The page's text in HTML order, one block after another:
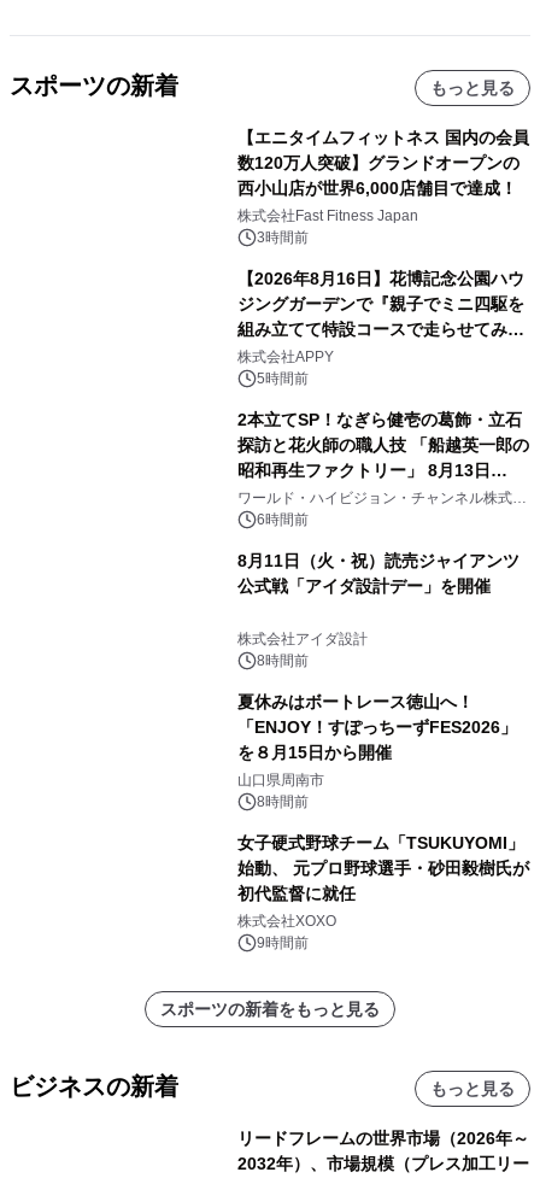
スポーツの新着 もっと見る
【エニタイムフィットネス 国内の会員
数120万人突破】グランドオープンの
西小山店が世界6,000店舗目で達成！
株式会社Fast Fitness Japan
3時間前
【2026年8月16日】花博記念公園ハウ
ジングガーデンで『親子でミニ四駆を
組み立てて特設コースで走らせてみよ
う！』を開催
株式会社APPY
5時間前
2本立てSP！なぎら健壱の葛飾・立石
探訪と花火師の職人技 「船越英一郎の
昭和再生ファクトリー」 8月13日
（木）よる9時～ BS12 トゥエルビで
放送
ワールド・ハイビジョン・チャンネル株式会
社 6時間前
8月11日（火・祝）読売ジャイアンツ
公式戦「アイダ設計デー」を開催
株式会社アイダ設計
8時間前
夏休みはボートレース徳山へ！
「ENJOY！すぽっちーずFES2026」
を８月15日から開催
山口県周南市
8時間前
女子硬式野球チーム「TSUKUYOMI」
始動、 元プロ野球選手・砂田毅樹氏が
初代監督に就任
株式会社XOXO
9時間前
スポーツの新着をもっと見る
ビジネスの新着 もっと見る
リードフレームの世界市場（2026年～
2032年）、市場規模（プレス加工リー